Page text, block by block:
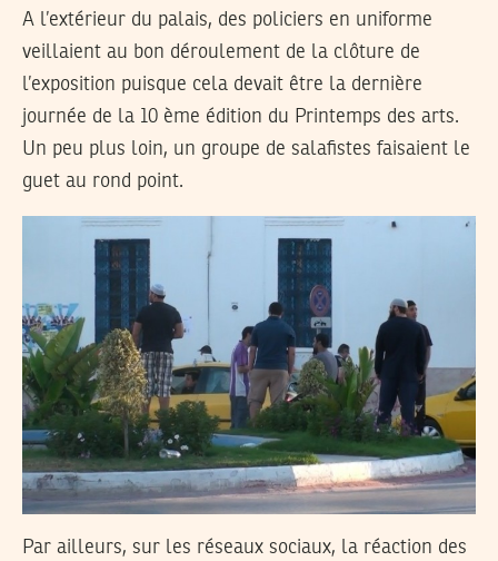
A l’extérieur du palais, des policiers en uniforme
veillaient au bon déroulement de la clôture de
l’exposition puisque cela devait être la dernière
journée de la 10 ème édition du Printemps des arts.
Un peu plus loin, un groupe de salafistes faisaient le
guet au rond point.
Par ailleurs, sur les réseaux sociaux, la réaction des